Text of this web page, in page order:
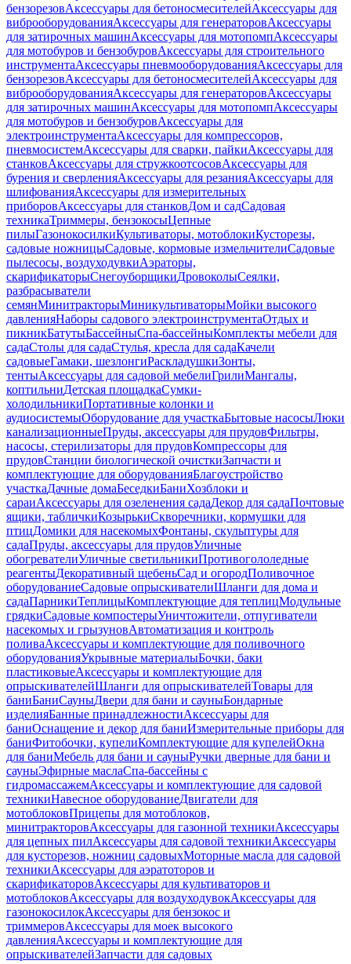
бензорезовАксессуары для бетоносмесителейАксессуары для
виброоборудованияАксессуары для генераторовАксессуары
для затирочных машинАксессуары для мотопомпАксессуары
для мотобуров и бензобуровАксессуары для строительного
инструментаАксессуары пневмооборудованияАксессуары для
бензорезовАксессуары для бетоносмесителейАксессуары для
виброоборудованияАксессуары для генераторовАксессуары
для затирочных машинАксессуары для мотопомпАксессуары
для мотобуров и бензобуровАксессуары для
электроинструментаАксессуары для компрессоров,
пневмосистемАксессуары для сварки, пайкиАксессуары для
станковАксессуары для стружкоотсосовАксессуары для
бурения и сверленияАксессуары для резанияАксессуары для
шлифованияАксессуары для измерительных
приборовАксессуары для станковДом и садСадовая
техникаТриммеры, бензокосыЦепные
пилыГазонокосилкиКультиваторы, мотоблокиКусторезы,
садовые ножницыСадовые, кормовые измельчителиСадовые
пылесосы, воздуходувкиАэраторы,
скарификаторыСнегоуборщикиДровоколыСеялки,
разбрасыватели
семянМинитракторыМиникультиваторыМойки высокого
давленияНаборы садового электроинструментаОтдых и
пикникБатутыБассейныСпа-бассейныКомплекты мебели для
садаСтолы для садаСтулья, кресла для садаКачели
садовыеГамаки, шезлонгиРаскладушкиЗонты,
тентыАксессуары для садовой мебелиГрилиМангалы,
коптильниДетская площадкаСумки-
холодильникиПортативные колонки и
аудиосистемыОборудование для участкаБытовые насосыЛюки
канализационныеПруды, аксессуары для прудовФильтры,
насосы, стерилизаторы для прудовКомпрессоры для
прудовСтанции биологической очисткиЗапчасти и
комплектующие для оборудованияБлагоустройство
участкаДачные домаБеседкиБаниХозблоки и
сараиАксессуары для озеленения садаДекор для садаПочтовые
ящики, табличкиКозырькиСкворечники, кормушки для
птицДомики для насекомыхФонтаны, скульптуры для
садаПруды, аксессуары для прудовУличные
обогревателиУличные светильникиПротивогололедные
реагентыДекоративный щебеньСад и огородПоливочное
оборудованиеСадовые опрыскивателиШланги для дома и
садаПарникиТеплицыКомплектующие для теплицМодульные
грядкиСадовые компостерыУничтожители, отпугиватели
насекомых и грызуновАвтоматизация и контроль
поливаАксессуары и комплектующие для поливочного
оборудованияУкрывные материалыБочки, баки
пластиковыеАксессуары и комплектующие для
опрыскивателейШланги для опрыскивателейТовары для
баниБаниСауныДвери для бани и сауныБондарные
изделияБанные принадлежностиАксессуары для
баниОснащение и декор для баниИзмерительные приборы для
баниФитобочки, купелиКомплектующие для купелейОкна
для баниМебель для бани и сауныРучки дверные для бани и
сауныЭфирные маслаСпа-бассейны с
гидромассажемАксессуары и комплектующие для садовой
техникиНавесное оборудованиеДвигатели для
мотоблоковПрицепы для мотоблоков,
минитракторовАксессуары для газонной техникиАксессуары
для цепных пилАксессуары для садовой техникиАксессуары
для кусторезов, ножниц садовыхМоторные масла для садовой
техникиАксессуары для аэратоторов и
скарификаторовАксессуары для культиваторов и
мотоблоковАксессуары для воздуходувокАксессуары для
газонокосилокАксессуары для бензокос и
триммеровАксессуары для моек высокого
давленияАксессуары и комплектующие для
опрыскивателейЗапчасти для садовых